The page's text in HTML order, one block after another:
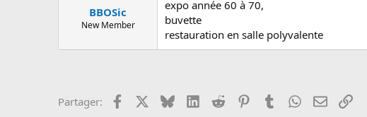
BBOSic
New Member
expo année 60 à 70,
buvette
restauration en salle polyvalente
Partager: Facebook BlueskyLinkedInReddit PinterestTumblrWhatsApp
EmailLien